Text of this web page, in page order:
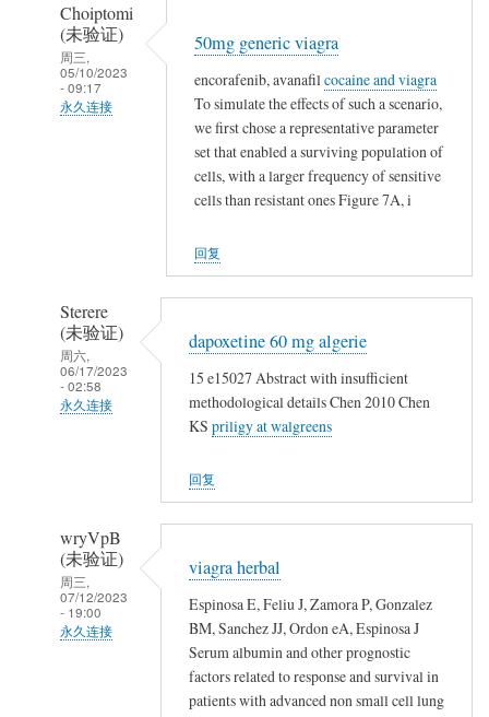
Choiptomi
(未验证)
周三,
05/10/2023
- 09:17
永久连接
复
👍
50mg generic viagra
encorafenib, avanafil cocaine and viagra
To simulate the effects of such a scenario,
we first chose a representative parameter
set that enabled a surviving population of
cells, with a larger frequency of sensitive
cells than resistant ones Figure 7A, i
回复
Sterere
(未验证)
周六,
06/17/2023
- 02:58
永久连接
证)
回
复
👍
dapoxetine 60 mg algerie
15 e15027 Abstract with insufficient
methodological details Chen 2010 Chen
KS priligy at walgreens
回复
wryVpB
(未验证)
周三,
07/12/2023
- 19:00
永久连接
viagra herbal
Espinosa E, Feliu J, Zamora P, Gonzalez
BM, Sanchez JJ, Ordon eA, Espinosa J
Serum albumin and other prognostic
factors related to response and survival in
patients with advanced non small cell lung